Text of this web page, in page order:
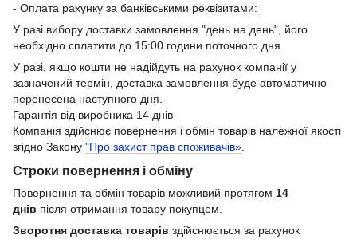
- Оплата рахунку за банківськими реквізитами:
У разі вибору доставки замовлення "день на день", його
необхідно сплатити до 15:00 години поточного дня.
У разі, якщо кошти не надійдуть на рахунок компанії у
зазначений термін, доставка замовлення буде автоматично
перенесена наступного дня.
Гарантія від виробника 14 днів
Компанія здійснює повернення і обмін товарів належної якості
згідно Закону "Про захист прав споживачів»
Строки повернення і обміну
Повернення та обмін товарів можливий протягом 14
днів після отримання товару покупцем.
Зворотня доставка товарів здійснюється за рахунок